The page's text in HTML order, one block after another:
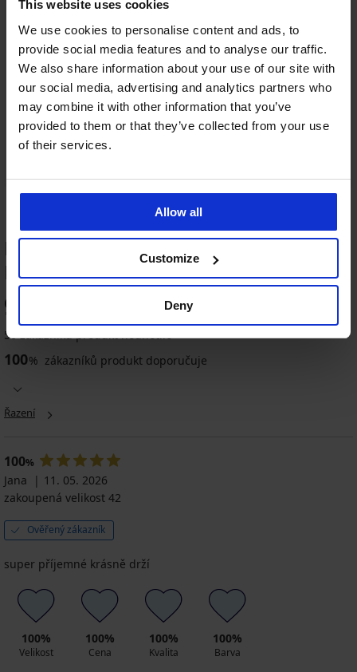
This website uses cookies
We use cookies to personalise content and ads, to
provide social media features and to analyse our traffic.
We also share information about your use of our site with
our social media, advertising and analytics partners who
may combine it with other information that you’ve
provided to them or that they’ve collected from your use
of their services.
Allow all
Customize
Deny
HODNOCENÍ PRODUKTU Kalhotky
Eliza klasické vyšší
98
50 zákazníků produkt hodnotilo
100% zákazníků produkt doporučuje
Řazení
100%
Jana
11. 05. 2026
zakoupená velikost 42
Ověřený zákazník
super příjemné krásně drží
100%
Velikost
100%
Cena
100%
Kvalita
100%
Barva